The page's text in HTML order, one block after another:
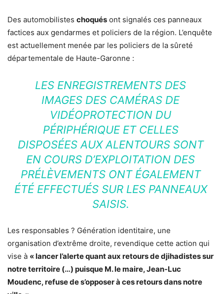
Des automobilistes choqués ont signalés ces panneaux
factices aux gendarmes et policiers de la région. L’enquête
est actuellement menée par les policiers de la sûreté
départementale de Haute-Garonne :
LES ENREGISTREMENTS DES
IMAGES DES CAMÉRAS DE
VIDÉOPROTECTION DU
PÉRIPHÉRIQUE ET CELLES
DISPOSÉES AUX ALENTOURS SONT
EN COURS D’EXPLOITATION DES
PRÉLÈVEMENTS ONT ÉGALEMENT
ÉTÉ EFFECTUÉS SUR LES PANNEAUX
SAISIS.
Les responsables ? Génération identitaire, une
organisation d’extrême droite, revendique cette action qui
vise à « lancer l’alerte quant aux retours de djihadistes sur
notre territoire (…) puisque M. le maire, Jean-Luc
Moudenc, refuse de s’opposer à ces retours dans notre